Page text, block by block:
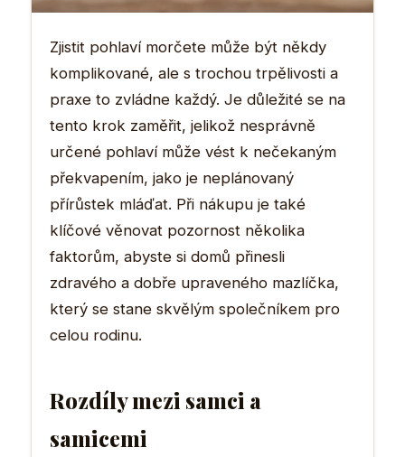
Zjistit pohlaví morčete může být někdy
komplikované, ale s trochou trpělivosti a
praxe to zvládne každý. Je důležité se na
tento krok zaměřit, jelikož nesprávně
určené pohlaví může vést k nečekaným
překvapením, jako je neplánovaný
přírůstek mláďat. Při nákupu je také
klíčové věnovat pozornost několika
faktorům, abyste si domů přinesli
zdravého a dobře upraveného mazlíčka,
který se stane skvělým společníkem pro
celou rodinu.
Rozdíly mezi samci a
samicemi